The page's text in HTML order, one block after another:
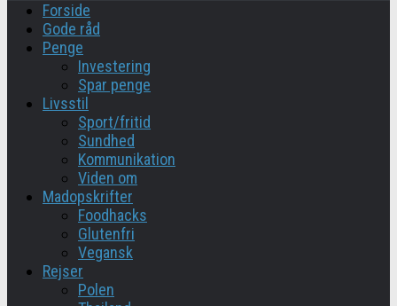
Forside
Gode råd
Penge
Investering
Spar penge
Livsstil
Sport/fritid
Sundhed
Kommunikation
Viden om
Madopskrifter
Foodhacks
Glutenfri
Vegansk
Rejser
Polen